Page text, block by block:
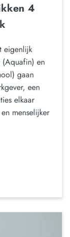
4
eigenlijk
en
gaan
een
elkaar
menselijker